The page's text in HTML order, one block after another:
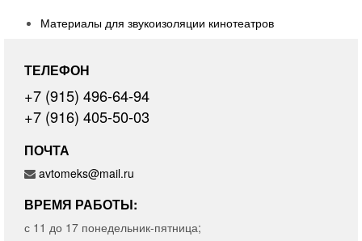
s
s
t
c
d
d
r
r
Материалы для звукоизоляции кинотеатров
ТЕЛЕФОН
+7 (915) 496-64-94
+7 (916) 405-50-03
ПОЧТА
avtomeks@mail.ru
ВРЕМЯ РАБОТЫ:
с 11 до 17 понедельник-пятница;